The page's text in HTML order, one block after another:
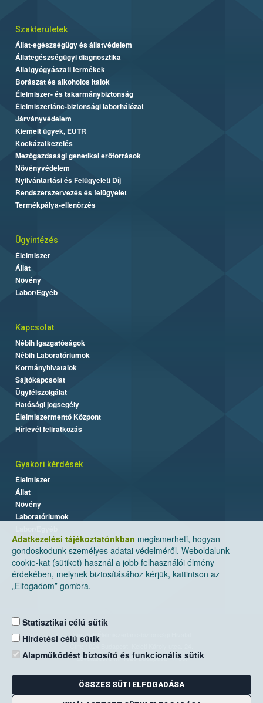
Adatkezelési tájékoztatónkban megismerheti, hogyan
gondoskodunk személyes adatai védelméről. Weboldalunk
cookie-kat (sütiket) használ a jobb felhasználói élmény
érdekében, melynek biztosításához kérjük, kattintson az
„Elfogadom” gombra.
Statisztikai célú sütik
Hirdetési célú sütik
Alapműködést biztosító és funkcionális sütik
ÖSSZES SÜTI ELFOGADÁSA
Szakterületek
Állat-egészségügy és állatvédelem
Állategészségügyi diagnosztika
Állatgyógyászati termékek
Borászat és alkoholos italok
Élelmiszer- és takarmánybiztonság
Élelmiszerlánc-biztonsági laborhálózat
Járványvédelem
Kiemelt ügyek, EUTR
Kockázatkezelés
Mezőgazdasági genetikai erőforrások
Növényvédelem
Nyilvántartási és Felügyeleti Díj
Rendszerszervezés és felügyelet
Termékpálya-ellenőrzés
Ügyintézés
Élelmiszer
Állat
Növény
Labor/Egyéb
Kapcsolat
Nébih Igazgatóságok
Nébih Laboratóriumok
Kormányhivatalok
Sajtókapcsolat
Ügyfélszolgálat
Hatósági jogsegély
Élelmiszermentő Központ
Hírlevél feliratkozás
Gyakori kérdések
Élelmiszer
Állat
Növény
Laboratóriumok
Nemzeti Élelmiszerlánc-biztonsági Hivatal
Levelezési cím: 1525 Budapest. Pf. 30.
E-mail:ugyfelszolgalat@nebih.gov.hu